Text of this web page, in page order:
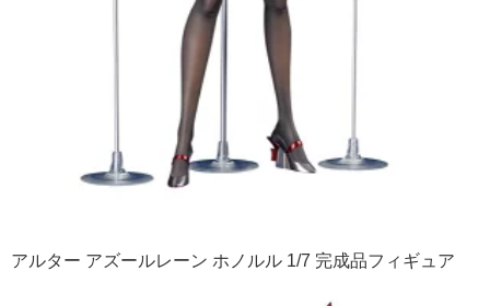
アルター アズールレーン ホノルル 1/7 完成品フィギュア